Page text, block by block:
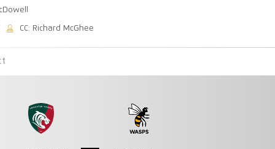
CC: Richard McGhee